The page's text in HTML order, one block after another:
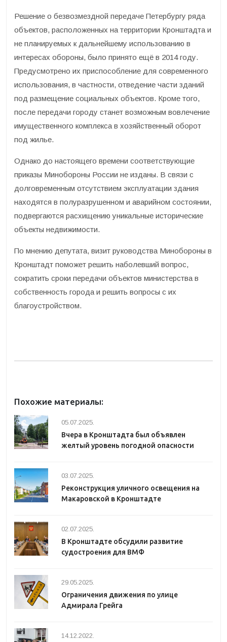
Решение о безвозмездной передаче Петербургу ряда
объектов, расположенных на территории Кронштадта и
не планируемых к дальнейшему использованию в
интересах обороны, было принято ещё в 2014 году.
Предусмотрено их приспособление для современного
использования, в частности, отведение части зданий
под размещение социальных объектов. Кроме того,
после передачи городу станет возможным вовлечение
имущественного комплекса в хозяйственный оборот
под жилье.
Однако до настоящего времени соответствующие
приказы Минобороны России не изданы. В связи с
долговременным отсутствием эксплуатации здания
находятся в полуразрушенном и аварийном состоянии,
подвергаются расхищению уникальные исторические
объекты недвижимости.
По мнению депутата, визит руководства Минобороны в
Кронштадт поможет решить наболевший вопрос,
сократить сроки передачи объектов министерства в
собственность города и решить вопросы с их
благоустройством.
Похожие материалы:
05.07.2025.
Вчера в Кронштадта был объявлен
желтый уровень погодной опасности
03.07.2025.
Реконструкция уличного освещения на
Макаровской в Кронштадте
02.07.2025.
В Кронштадте обсудили развитие
судостроения для ВМФ
29.05.2025.
Ограничения движения по улице
Адмирала Грейга
14.12.2022.